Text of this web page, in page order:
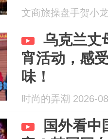
文商旅操盘手贺小
乌克兰丈
宵活动，感
味！
时尚的弄潮 2026-
国外看中